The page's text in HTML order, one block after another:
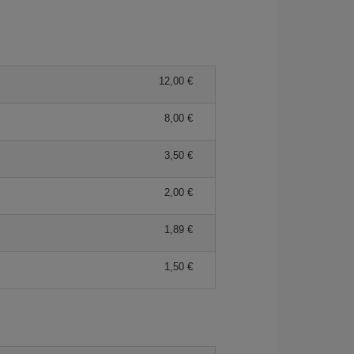
12,00 €
8,00 €
3,50 €
2,00 €
1,89 €
1,50 €